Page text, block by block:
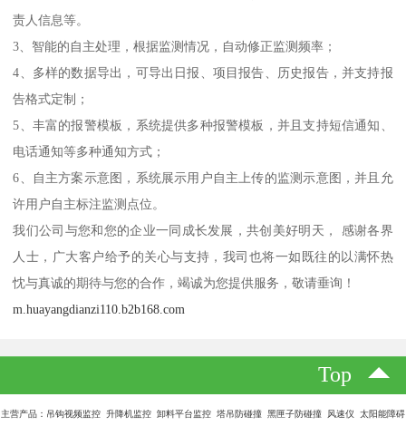
责人信息等。
3、智能的自主处理，根据监测情况，自动修正监测频率；
4、多样的数据导出，可导出日报、项目报告、历史报告，并支持报
告格式定制；
5、丰富的报警模板，系统提供多种报警模板，并且支持短信通知、
电话通知等多种通知方式；
6、自主方案示意图，系统展示用户自主上传的监测示意图，并且允
许用户自主标注监测点位。
我们公司与您和您的企业一同成长发展，共创美好明天， 感谢各界
人士，广大客户给予的关心与支持，我司也将一如既往的以满怀热
忱与真诚的期待与您的合作，竭诚为您提供服务，敬请垂询！
m.huayangdianzi110.b2b168.com
Top
主营产品：吊钩视频监控 升降机监控 卸料平台监控 塔吊防碰撞 黑匣子防碰撞 风速仪 太阳能障碍